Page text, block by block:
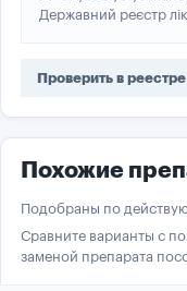
Державний реєстр
Проверить в реестре
Похожие
Подобраны по
Сравните варианты с
заменой препарата